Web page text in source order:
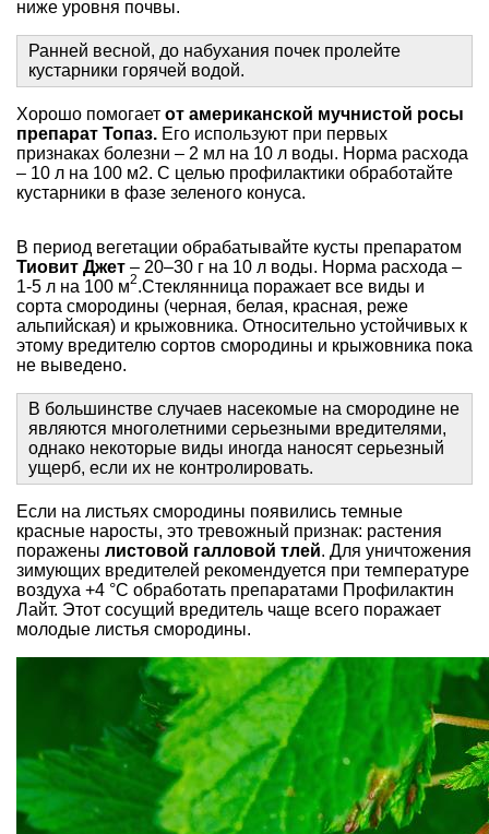
ниже уровня почвы.
Ранней весной, до набухания почек пролейте
кустарники горячей водой.
Хорошо помогает от американской мучнистой росы
препарат Топаз. Его используют при первых
признаках болезни – 2 мл на 10 л воды. Норма расхода
– 10 л на 100 м2. С целью профилактики обработайте
кустарники в фазе зеленого конуса.
В период вегетации обрабатывайте кусты препаратом
Тиовит Джет – 20–30 г на 10 л воды. Норма расхода –
1-5 л на 100 м2.Стеклянница поражает все виды и
сорта смородины (черная, белая, красная, реже
альпийская) и крыжовника. Относительно устойчивых к
этому вредителю сортов смородины и крыжовника пока
не выведено.
В большинстве случаев насекомые на смородине не
являются многолетними серьезными вредителями,
однако некоторые виды иногда наносят серьезный
ущерб, если их не контролировать.
Если на листьях смородины появились темные
красные наросты, это тревожный признак: растения
поражены листовой галловой тлей. Для уничтожения
зимующих вредителей рекомендуется при температуре
воздуха +4 °С обработать препаратами Профилактин
Лайт. Этот сосущий вредитель чаще всего поражает
молодые листья смородины.